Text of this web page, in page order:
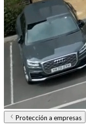
Protección a empresas